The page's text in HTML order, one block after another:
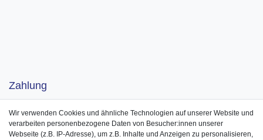
Zahlung
Wir verwenden Cookies und ähnliche Technologien auf unserer Website und
verarbeiten personenbezogene Daten von Besucher:innen unserer
Webseite (z.B. IP-Adresse), um z.B. Inhalte und Anzeigen zu personalisieren,